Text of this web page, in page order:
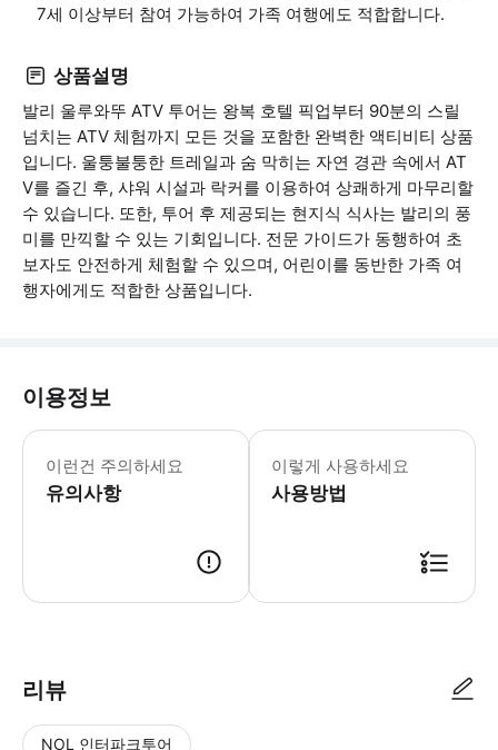
7세 이상부터 참여 가능하여 가족 여행에도 적합합니다.
상품설명
발리 울루와뚜 ATV 투어는 왕복 호텔 픽업부터 90분의 스릴
넘치는 ATV 체험까지 모든 것을 포함한 완벽한 액티비티 상품
입니다. 울퉁불퉁한 트레일과 숨 막히는 자연 경관 속에서 AT
V를 즐긴 후, 샤워 시설과 락커를 이용하여 상쾌하게 마무리할
수 있습니다. 또한, 투어 후 제공되는 현지식 식사는 발리의 풍
미를 만끽할 수 있는 기회입니다. 전문 가이드가 동행하여 초
보자도 안전하게 체험할 수 있으며, 어린이를 동반한 가족 여
행자에게도 적합한 상품입니다.
이용정보
이런건 주의하세요
유의사항
👶🏻 [연령기준] • 1인용 ATV: 만12
이렇게 사용하세요
사용방법
리뷰
NOL 인터파크투어